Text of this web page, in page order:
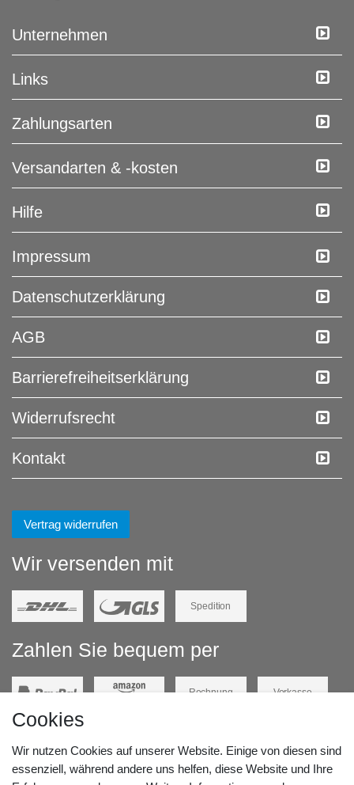
Unternehmen
Links
Zahlungsarten
Versandarten & -kosten
Hilfe
Impressum
Daten­schutz­erklärung
AGB
Barrierefreiheitserklärung
Widerrufs­recht
Kontakt
Vertrag widerrufen
Wir versenden mit
Spedition
Zahlen Sie bequem per
Rechnung Vorkasse
Unsere Lageradresse:
Cookies
Wir nutzen Cookies auf unserer Website. Einige von diesen sind
essenziell, während andere uns helfen, diese Website und Ihre